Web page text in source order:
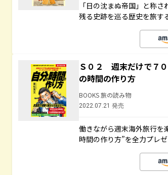
「日の沈まぬ帝国」と称
残る史跡を巡る歴史を旅す
Ｓ０２ 週末だけで７
の時間の作り方
BOOKS 旅の読み物
2022.07.21 発売
働きながら週末海外旅行を
時間の作り方”を全力プレゼ